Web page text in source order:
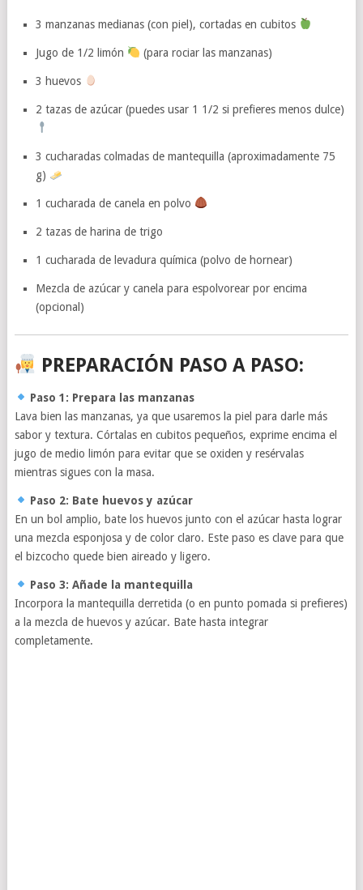
3 manzanas medianas (con piel), cortadas en cubitos
Jugo de 1/2 limón (para rociar las manzanas)
3 huevos
2 tazas de azúcar (puedes usar 1 1/2 si prefieres menos dulce)
3 cucharadas colmadas de mantequilla (aproximadamente 75
g)
1 cucharada de canela en polvo
2 tazas de harina de trigo
1 cucharada de levadura química (polvo de hornear)
Mezcla de azúcar y canela para espolvorear por encima
(opcional)
PREPARACIÓN PASO A PASO:
Paso 1: Prepara las manzanas
Lava bien las manzanas, ya que usaremos la piel para darle más
sabor y textura. Córtalas en cubitos pequeños, exprime encima el
jugo de medio limón para evitar que se oxiden y resérvalas
mientras sigues con la masa.
Paso 2: Bate huevos y azúcar
En un bol amplio, bate los huevos junto con el azúcar hasta lograr
una mezcla esponjosa y de color claro. Este paso es clave para que
el bizcocho quede bien aireado y ligero.
Paso 3: Añade la mantequilla
Incorpora la mantequilla derretida (o en punto pomada si prefieres)
a la mezcla de huevos y azúcar. Bate hasta integrar
completamente.